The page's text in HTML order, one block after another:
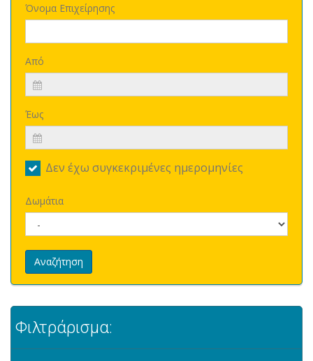
Όνομα Επιχείρησης
Από
Έως
Δεν έχω συγκεκριμένες ημερομηνίες
Δωμάτια
Αναζήτηση
Φιλτράρισμα: